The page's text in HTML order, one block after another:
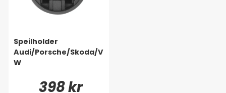
Speilholder
Audi/Porsche/Skoda/V
W
398 kr